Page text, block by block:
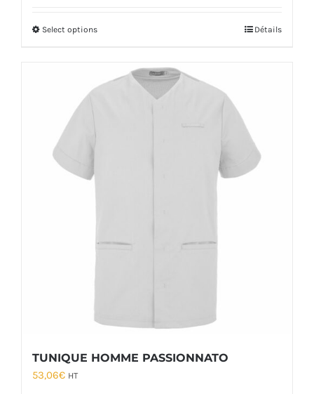
Select options Détails
TUNIQUE HOMME PASSIONNATO
53,06€ HT